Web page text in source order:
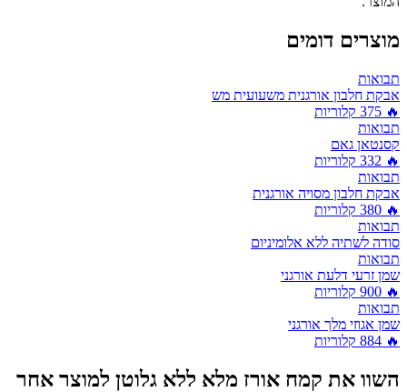
מוצרים דומים
תבואות
אבקת חלבון אורגנית משעועית מש
🔥
375 קלוריות
תבואות
קסנטאן גאם
🔥
332 קלוריות
תבואות
אבקת חלבון מסויה אורגנית
🔥
380 קלוריות
תבואות
סודה לשתיה ללא אלומיניום
תבואות
שמן זרעי דלעת אורגני
🔥
900 קלוריות
תבואות
שמן אגוזי מלך אורגני
🔥
884 קלוריות
השוו את קמח אורז מלא ללא גלוטן למוצר אחר